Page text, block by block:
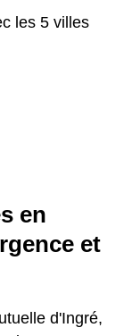
les 5 villes
en
et
d'Ingré,